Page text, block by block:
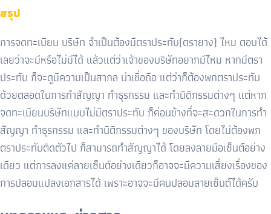
สรุป
การจดทะเบียน บริษัท จำเป็นต้องมีตราประทับ(ตรายาง) ไหม ตอบได้
เลยว่าจะมีหรือไม่มีได้ แล้วแต่ว่าเจ้าของบริษัทอยากมีไหม หากมีตรา
ประทับ ก็จะดูมีความเป็นสากล น่าเชื่อถือ แต่ว่าก็ต้องพกตราประทับ
ด้วยตลอดในการทำสัญญา ทำธุรกรรม และทำนิติกรรมต่างๆ แต่หาก
จดทะเบียนบริษัทแบบไม่มีตราประทับ ก็ค่อนข้างที่จะสะดวกในการทำ
สัญญา ทำธุรกรรม และทำนิติกรรมต่างๆ ของบริษัท โดยไม่ต้องพก
ตราประทับติดตัวไป ก็สามารถทำสัญญาได้ โดยลงลายมือเซ็นต์อย่าง
เดียว แต่การลงแค่ลายเซ็นต์อย่างเดียวก็อาจจะมีความเสี่ยงเรื่องของ
การปลอมแปลงเอกสารได้ เพราะอาจจะมีคนปลอมลายเซ็นต์ได้ครับ